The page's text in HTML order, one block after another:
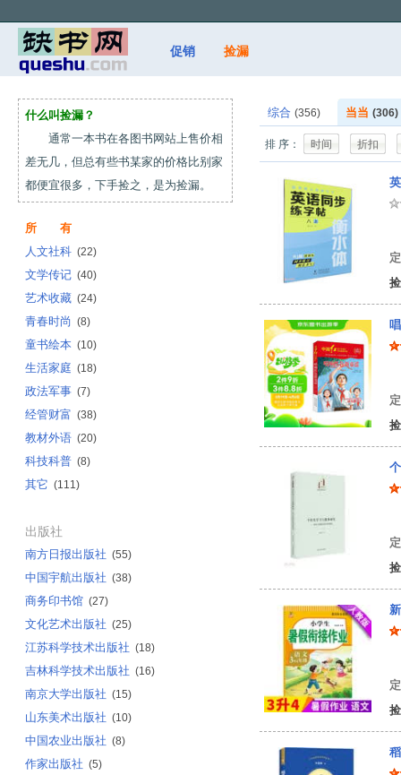
促销 捡漏
什么叫捡漏？
通常一本书在各图书网站上售价相
差无几，但总有些书某家的价格比别家
都便宜很多，下手捡之，是为捡漏。
所 有
人文社科 (22)
文学传记 (40)
艺术收藏 (24)
青春时尚 (8)
童书绘本 (10)
生活家庭 (18)
政法军事 (7)
经管财富 (38)
教材外语 (20)
科技科普 (8)
其它 (111)
出版社
南方日报出版社 (55)
中国宇航出版社 (38)
商务印书馆 (27)
文化艺术出版社 (25)
江苏科学技术出版社 (18)
吉林科学技术出版社 (16)
南京大学出版社 (15)
山东美术出版社 (10)
中国农业出版社 (8)
作家出版社 (5)
综合 (356) 当当 (306)
排 序： 时间 折扣